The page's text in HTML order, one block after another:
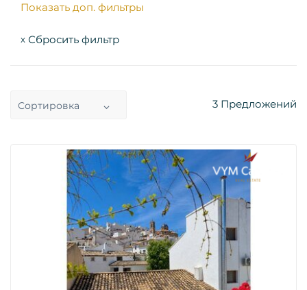
Показать доп. фильтры
x Сбросить фильтр
Сортировка 3 Предложений